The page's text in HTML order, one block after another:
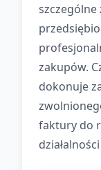
zakupów.
dokonuje
faktury do